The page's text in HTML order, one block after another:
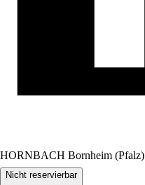
HORNBACH Bornheim (Pfalz)
Nicht reservierbar